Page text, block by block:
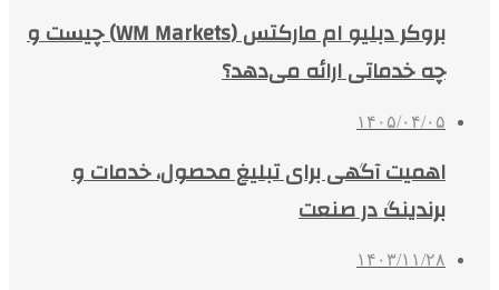
بروکر دبلیو ام مارکتس (WM Markets) چیست و
چه خدماتی ارائه می‌دهد؟
۱۴۰۵/۰۴/۰۵
اهمیت آگهی برای تبلیغ محصول، خدمات و
برندینگ در صنعت
۱۴۰۳/۱۱/۲۸